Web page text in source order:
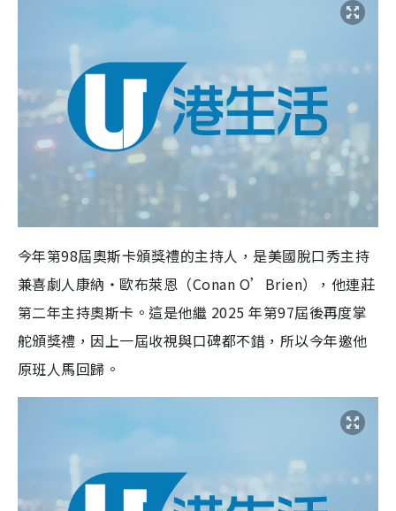
今年第98屆奧斯卡頒獎禮的主持人，是美國脫口秀主持
兼喜劇人康納・歐布萊恩（Conan O’Brien），他連莊
第二年主持奧斯卡。這是他繼 2025 年第97屆後再度掌
舵頒獎禮，因上一屆收視與口碑都不錯，所以今年邀他
原班人馬回歸。